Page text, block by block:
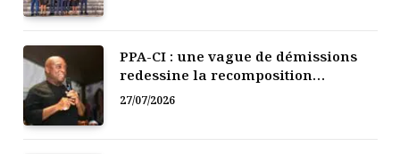
PPA-CI : une vague de démissions
redessine la recomposition
politique
27/07/2026